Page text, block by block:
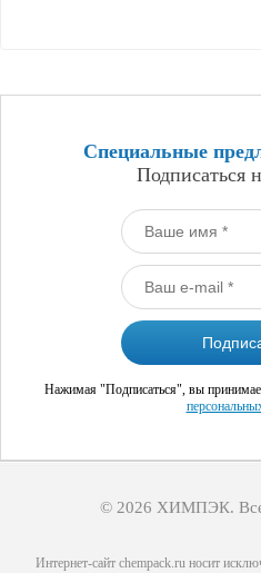
Специальные
Подписаться
Нажимая "Подписаться", вы
© 2026 ХИМПЭК.
Интернет-сайт chempack.ru носит